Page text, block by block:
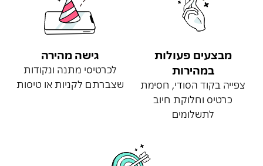
מבצעים פעולות
במהירות
צפייה בקוד הסודי, חסימת
כרטיס וחלוקת חיוב
לתשלומים
גישה מהירה
לכרטיסי מתנה ונקודות
שצברתם לקניות או טיסות